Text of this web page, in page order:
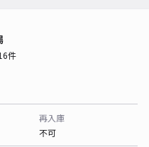
件
再入庫
不可